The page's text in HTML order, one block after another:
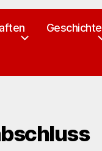
Geschichte